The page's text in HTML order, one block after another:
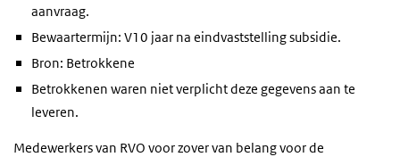
aanvraag.
Bewaartermijn: V10 jaar na eindvaststelling subsidie.
Bron: Betrokkene
Betrokkenen waren niet verplicht deze gegevens aan te
leveren.
Medewerkers van RVO voor zover van belang voor de